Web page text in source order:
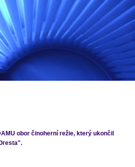
obor činoherní režie, který ukončil